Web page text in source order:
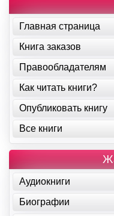
Главная страница
Книга заказов
Правообладателям
Как читать книги?
Опубликовать книгу
Все книги
Аудиокниги
Биографии